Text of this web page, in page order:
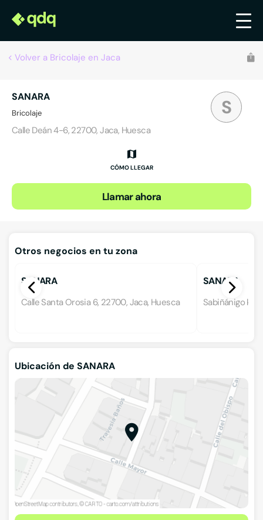
Volver a Bricolaje en Jaca
S
SANARA
Bricolaje
Calle Deán 4-6, 22700, Jaca, Huesca
CÓMO LLEGAR
Llamar ahora
Otros negocios en tu zona
SANARA
Calle Santa Orosia 6, 22700, Jaca, Huesca
SANARA
Sabiñánigo km
Ubicación de SANARA